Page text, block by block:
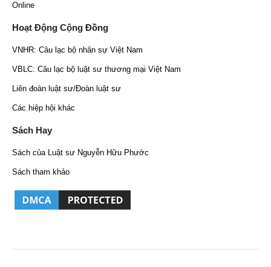
Online
Hoạt Động Cộng Đồng
VNHR: Câu lạc bộ nhân sự Việt Nam
VBLC: Câu lạc bộ luật sư thương mại Việt Nam
Liên đoàn luật sư/Đoàn luật sư
Các hiệp hội khác
Sách Hay
Sách của Luật sư Nguyễn Hữu Phước
Sách tham khảo